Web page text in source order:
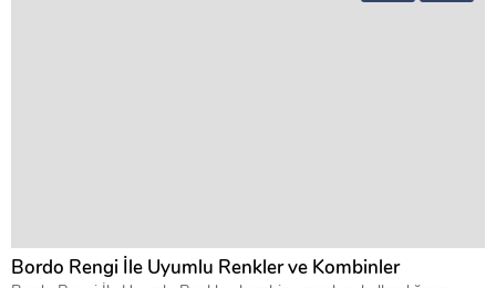
Bordo Rengi İle Uyumlu Renkler ve Kombinler